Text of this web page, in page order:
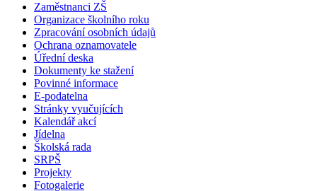
Zaměstnanci ZŠ
Organizace školního roku
Zpracování osobních údajů
Ochrana oznamovatele
Úřední deska
Dokumenty ke stažení
Povinné informace
E-podatelna
Stránky vyučujících
Kalendář akcí
Jídelna
Školská rada
SRPŠ
Projekty
Fotogalerie